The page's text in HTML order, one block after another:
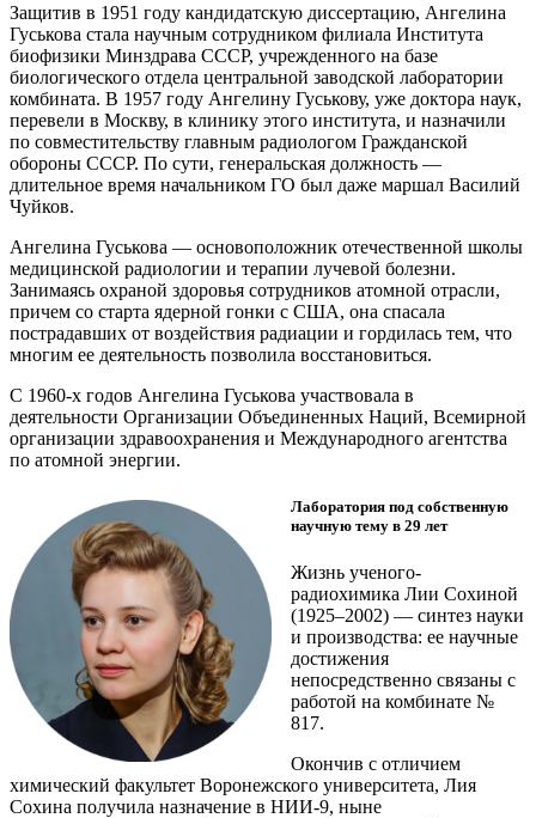
Защитив в 1951 году кандидатскую диссертацию, Ангелина
Гуськова стала научным сотрудником филиала Института
биофизики Минздрава СССР, учрежденного на базе
биологического отдела центральной заводской лаборатории
комбината. В 1957 году Ангелину Гуськову, уже доктора наук,
перевели в Москву, в клинику этого института, и назначили
по совместительству главным радиологом Гражданской
обороны СССР. По сути, генеральская должность — ​
длительное время начальником ГО был даже маршал Василий
Чуйков.
Ангелина Гуськова — ​основоположник отечественной школы
медицинской радиологии и терапии лучевой болезни.
Занимаясь охраной здоровья сотрудников атомной отрасли,
причем со старта ядерной гонки с США, она спасала
пострадавших от воздействия радиации и гордилась тем, что
многим ее деятельность позволила восстановиться.
С 1960‑х годов Ангелина Гуськова участвовала в
деятельности Организации Объединенных Наций, Всемирной
организации здравоохранения и Международного агентства
по атомной энергии.
Лаборатория под собственную
научную тему в 29 лет
Жизнь ученого-
радиохимика Лии Сохиной
(1925–2002) — ​синтез науки
и производства: ее научные
достижения
непосредственно связаны с
работой на комбинате №
817.
Окончив с отличием
химический факультет Воронежского университета, Лия
Сохина получила назначение в НИИ‑9, ныне